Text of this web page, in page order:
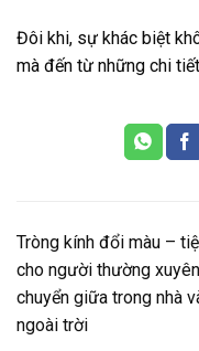
Đôi khi, sự khác biệt
mà đến từ những chi
Tròng kính đổi màu –
cho người thường
chuyển giữa trong nhà
ngoài trời